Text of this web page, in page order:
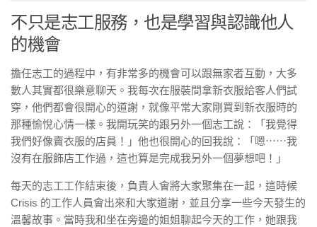
不只是志工服務，也是學習與認識他人
的機會
擔任志工的過程中，有非常多的機會可以跟無家者互動，大多
數人其實都很樂意聊天。我每次在服裝間拿新衣服給客人們試
穿，他們都會很開心的道謝，就像平常大家剛買到新衣服時的
那種愉悅心情一樣。我開玩笑的跟另外一個志工說：「我覺得
我們好像賣衣服的店員！」他也很開心的回我說：「嗯⋯⋯我
沒有在服飾店工作過，這也算是完成我另外一個夢想吧！」
每天的志工工作結束後，負責人會將大家聚集在一起，這時候
Crisis 的工作人員會出來和大家道謝，並且分享一些今天發生的
溫馨故事。當時我和坐在旁邊的姐姐聊起今天的工作，她跟我